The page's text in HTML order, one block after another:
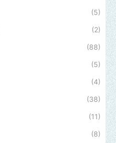
(5)
(2)
(88)
(5)
(4)
(38)
(11)
(8)